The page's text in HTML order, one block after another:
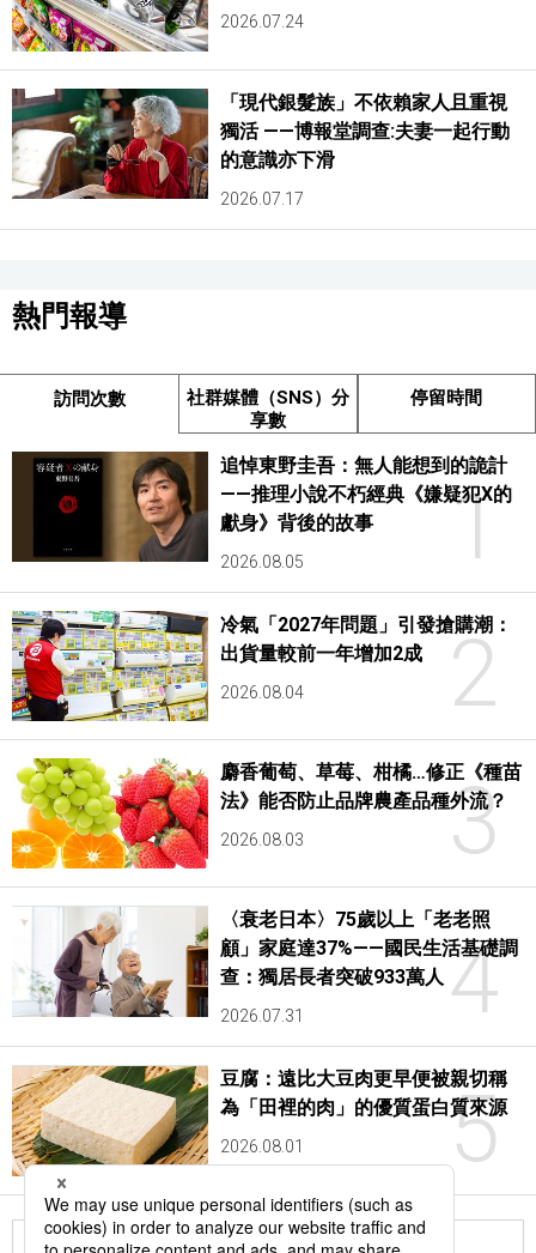
2026.07.24
「現代銀髮族」不依賴家人且重視
獨活 ——博報堂調查:夫妻一起行動
的意識亦下滑
2026.07.17
熱門報導
訪問次數
社群媒體（SNS）分
享數
停留時間
1
追悼東野圭吾：無人能想到的詭計
——推理小說不朽經典《嫌疑犯X的
獻身》背後的故事
2026.08.05
2
冷氣「2027年問題」引發搶購潮：
出貨量較前一年增加2成
2026.08.04
3
麝香葡萄、草莓、柑橘…修正《種苗
法》能否防止品牌農產品種外流？
2026.08.03
4
〈衰老日本〉75歲以上「老老照
顧」家庭達37%——國民生活基礎調
查：獨居長者突破933萬人
2026.07.31
5
豆腐：遠比大豆肉更早便被親切稱
為「田裡的肉」的優質蛋白質來源
2026.08.01